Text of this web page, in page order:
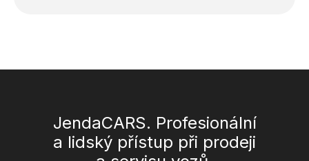
JendaCARS. Profesionální
a lidský přístup při prodeji